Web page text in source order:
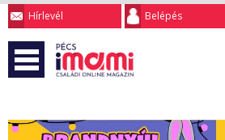
Hírlevél Belépés